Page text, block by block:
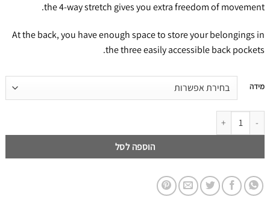
the 4-way stretch gives you extra freedom of movement.
At the back, you have enough space to store your belongings in
the three easily accessible back pockets.
מידה
לתוכן
דילוג לתוכן
הוספה לסל